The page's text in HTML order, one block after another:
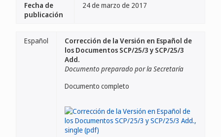
Fecha de
publicación
24 de marzo de 2017
Español
Corrección de la Versión en Español de
los Documentos SCP/25/3 y SCP/25/3
Add.
Documento preparado por la Secretaría
Documento completo